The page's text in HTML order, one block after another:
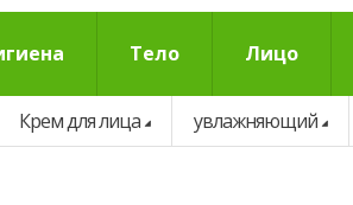
Тело Лицо
Крем для лица увлажняющий